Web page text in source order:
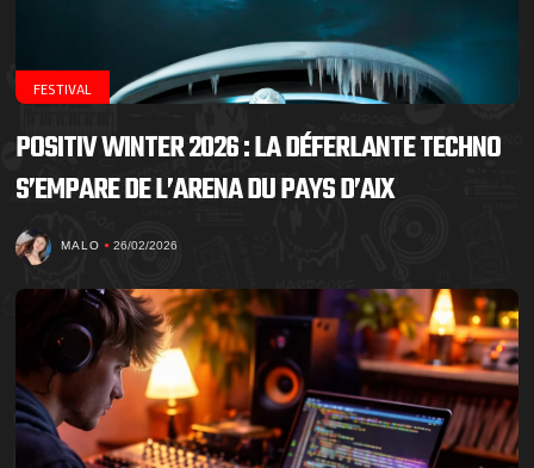
FESTIVAL
POSITIV WINTER 2026 : LA DÉFERLANTE TECHNO
S’EMPARE DE L’ARENA DU PAYS D’AIX
MALO 26/02/2026